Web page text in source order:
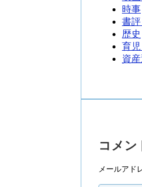
時事
書評
歴史
育
資
コメン
メールアド